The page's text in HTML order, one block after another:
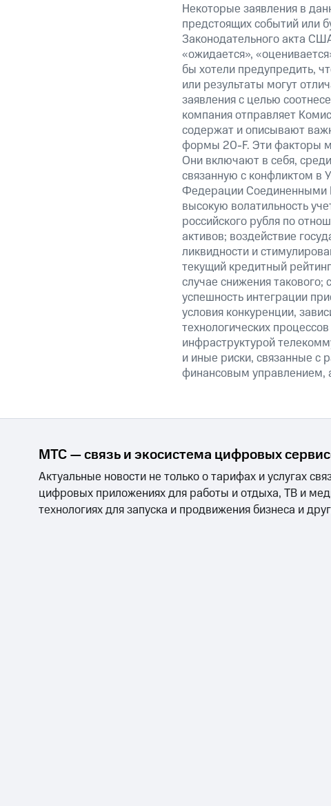
Некоторые заявления в
предстоящих событий или
Законодательного акта
«ожидается»,
бы хотели предупредить,
или результаты могут
заявления с целью
компания отправляет
содержат и описывают
формы 20-F. Эти факторы
Они включают в себя,
связанную с конфликтом в
Федерации Соединенными
высокую волатильность
российского рубля по
активов; воздействие
ликвидности и
текущий кредитный
случае снижения
успешность интеграции
условия конкуренции,
технологических
инфраструктурой
и иные риски, связанные с
финансовым управлением,
МТС — связь и экосистема цифровых
Актуальные новости не только о тарифах и услугах
цифровых приложениях для работы и отдыха, ТВ и
технологиях для запуска и продвижения бизнеса и